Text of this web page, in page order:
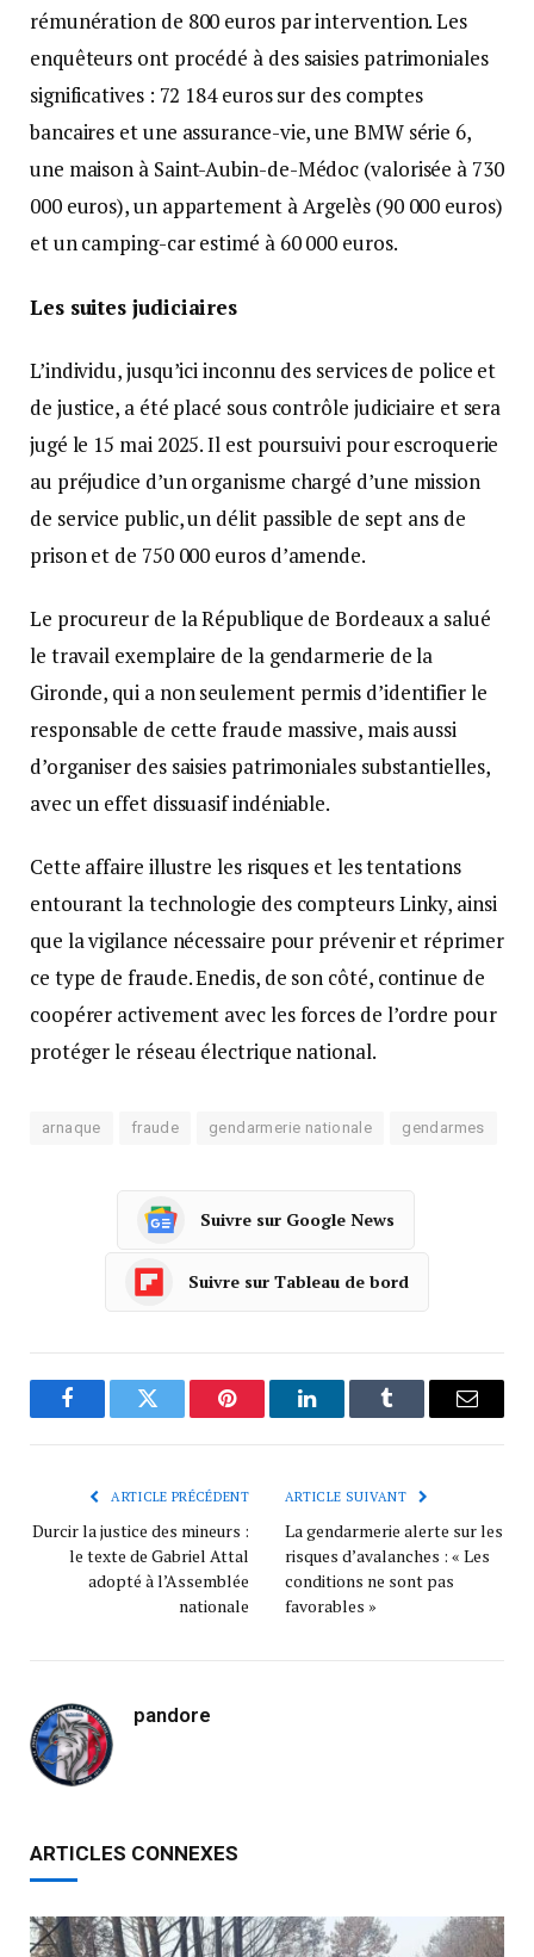
rémunération de 800 euros par intervention. Les
enquêteurs ont procédé à des saisies patrimoniales
significatives : 72 184 euros sur des comptes
bancaires et une assurance-vie, une BMW série 6,
une maison à Saint-Aubin-de-Médoc (valorisée à 730
000 euros), un appartement à Argelès (90 000 euros)
et un camping-car estimé à 60 000 euros.
Les suites judiciaires
L’individu, jusqu’ici inconnu des services de police et
de justice, a été placé sous contrôle judiciaire et sera
jugé le 15 mai 2025. Il est poursuivi pour escroquerie
au préjudice d’un organisme chargé d’une mission
de service public, un délit passible de sept ans de
prison et de 750 000 euros d’amende.
Le procureur de la République de Bordeaux a salué
le travail exemplaire de la gendarmerie de la
Gironde, qui a non seulement permis d’identifier le
responsable de cette fraude massive, mais aussi
d’organiser des saisies patrimoniales substantielles,
avec un effet dissuasif indéniable.
Cette affaire illustre les risques et les tentations
entourant la technologie des compteurs Linky, ainsi
que la vigilance nécessaire pour prévenir et réprimer
ce type de fraude. Enedis, de son côté, continue de
coopérer activement avec les forces de l’ordre pour
protéger le réseau électrique national.
arnaque fraude gendarmerie nationale gendarmes
Suivre sur Google News
Suivre sur Tableau de bord
FacebookTwitter Pinterest LinkedInTumblr
ARTICLE PRÉCÉDENT
Durcir la justice des mineurs :
le texte de Gabriel Attal
adopté à l’Assemblée
nationale
ARTICLE SUIVANT
La gendarmerie alerte sur les
risques d’avalanches : « Les
conditions ne sont pas
favorables »
pandore
ARTICLES CONNEXES